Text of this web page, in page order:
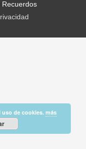
uso de cookies.más